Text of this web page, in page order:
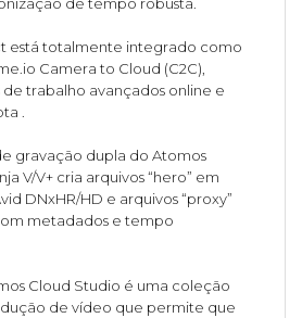
está totalmente integrado como
Camera to Cloud (C2C),
trabalho avançados online e
.
gravação dupla do Atomos
V/V+ cria arquivos “hero” em
DNxHR/HD e arquivos “proxy”
metadados e tempo
Cloud Studio é uma coleção
de vídeo que permite que